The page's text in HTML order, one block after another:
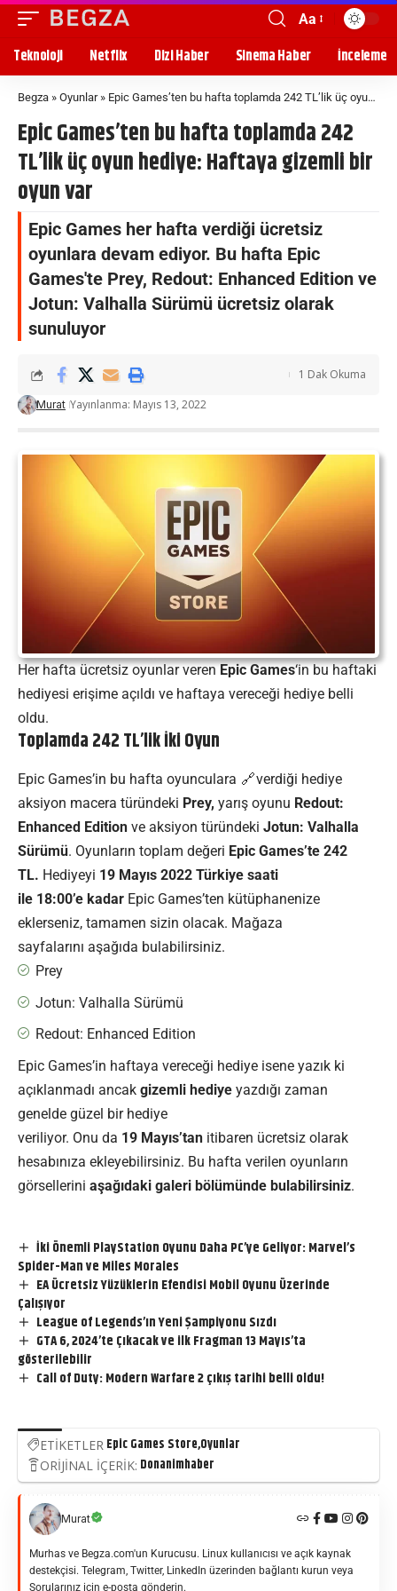
Aa
Teknoloji Netflix Dizi Haber Sinema Haber İnceleme
Begza » Oyunlar» Epic Games’ten bu hafta toplamda 242 TL’lik üç oyun hediye: Haftaya gizemli bir oyun var
Epic Games’ten bu hafta toplamda 242
TL’lik üç oyun hediye: Haftaya gizemli bir
oyun var
Epic Games her hafta verdiği ücretsiz
oyunlara devam ediyor. Bu hafta Epic
Games'te Prey, Redout: Enhanced Edition ve
Jotun: Valhalla Sürümü ücretsiz olarak
sunuluyor
Murat Yayınlanma: Mayıs 13, 2022
1 Dak Okuma
Her hafta ücretsiz oyunlar verenEpic Games‘in bu haftaki
hediyesi erişime açıldı ve haftaya vereceği hediye belli
oldu.
Toplamda 242 TL’lik İki Oyun
Epic Games’in bu hafta oyunculara
verdiği hediye
aksiyon macera türündeki Prey, yarış oyunu Redout:
Enhanced Edition ve aksiyon türündeki Jotun: Valhalla
Sürümü. Oyunların toplam değeri Epic Games’te 242
TL. Hediyeyi 19 Mayıs 2022 Türkiye saati
ile 18:00’e kadar Epic Games’ten kütüphanenize
eklerseniz, tamamen sizin olacak. Mağaza
sayfalarını aşağıda bulabilirsiniz.
Prey
Jotun: Valhalla Sürümü
Redout: Enhanced Edition
Epic Games’in haftaya vereceği hediye isene yazık ki
açıklanmadı ancak gizemli hediye yazdığı zaman
genelde güzel bir hediye
veriliyor. Onu da 19 Mayıs’tan itibaren ücretsiz olarak
hesabınıza ekleyebilirsiniz. Bu hafta verilen oyunların
görsellerini aşağıdaki galeri bölümünde bulabilirsiniz.
İki Önemli PlayStation Oyunu Daha PC’ye Geliyor: Marvel’s
Spider-Man ve Miles Morales
EA Ücretsiz Yüzüklerin Efendisi Mobil Oyunu Üzerinde
Çalışıyor
League of Legends’ın Yeni Şampiyonu Sızdı
GTA 6, 2024’te Çıkacak ve ilk Fragman 13 Mayıs’ta
gösterilebilir
Call of Duty: Modern Warfare 2 çıkış tarihi belli oldu!
ETİKETLER Epic Games StoreOyunlar
ORİJİNAL İÇERİK: Donanimhaber
Murat
Murhas ve Begza.com'un Kurucusu. Linux kullanıcısı ve açık kaynak
destekçisi. Telegram, Twitter, LinkedIn üzerinden bağlantı kurun veya
Sorularınız için e-posta gönderin.